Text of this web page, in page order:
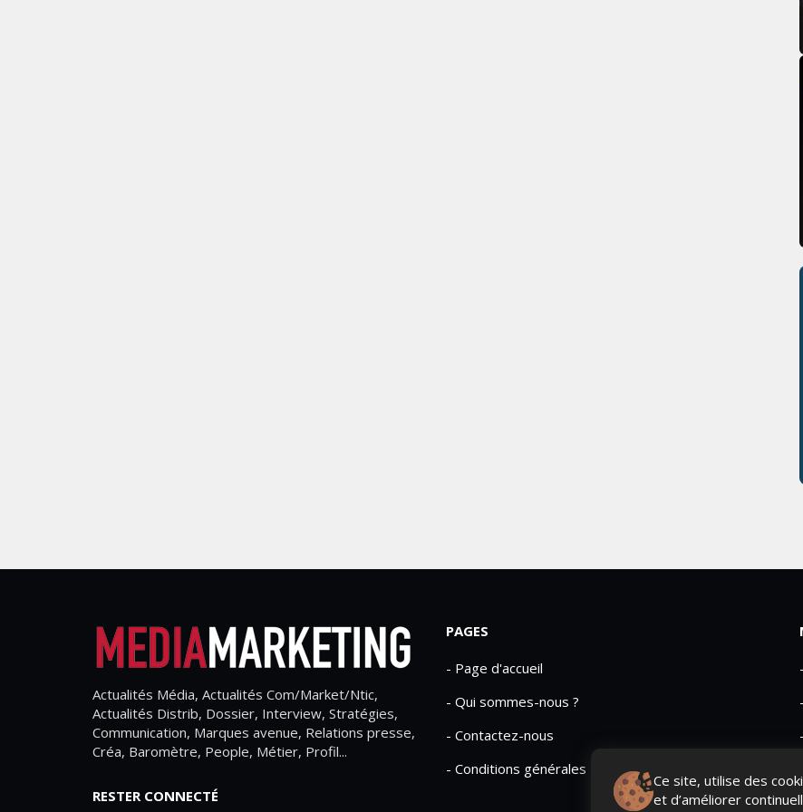
Ce site, utilise des
et d’améliorer
Actualités Média, Actualités Com/Market/Ntic,
Actualités Distrib, Dossier, Interview, Stratégies,
Communication, Marques avenue, Relations presse,
Créa, Baromètre, People, Métier, Profil...
RESTER CONNECTÉ
PAGES
- Page d'accueil
- Qui sommes-nous ?
- Contactez-nous
- Conditions générales